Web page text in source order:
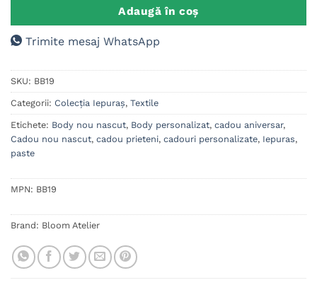
Adaugă în coș
Trimite mesaj WhatsApp
SKU: BB19
Categorii: Colecția Iepuraș, Textile
Etichete: Body nou nascut, Body personalizat, cadou aniversar,
Cadou nou nascut, cadou prieteni, cadouri personalizate, Iepuras,
paste
MPN: BB19
Brand: Bloom Atelier